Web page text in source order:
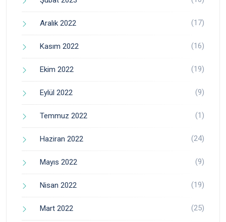
Aralık 2022 (17)
Kasım 2022 (16)
Ekim 2022 (19)
Eylül 2022 (9)
Temmuz 2022 (1)
Haziran 2022 (24)
Mayıs 2022 (9)
Nisan 2022 (19)
Mart 2022 (25)